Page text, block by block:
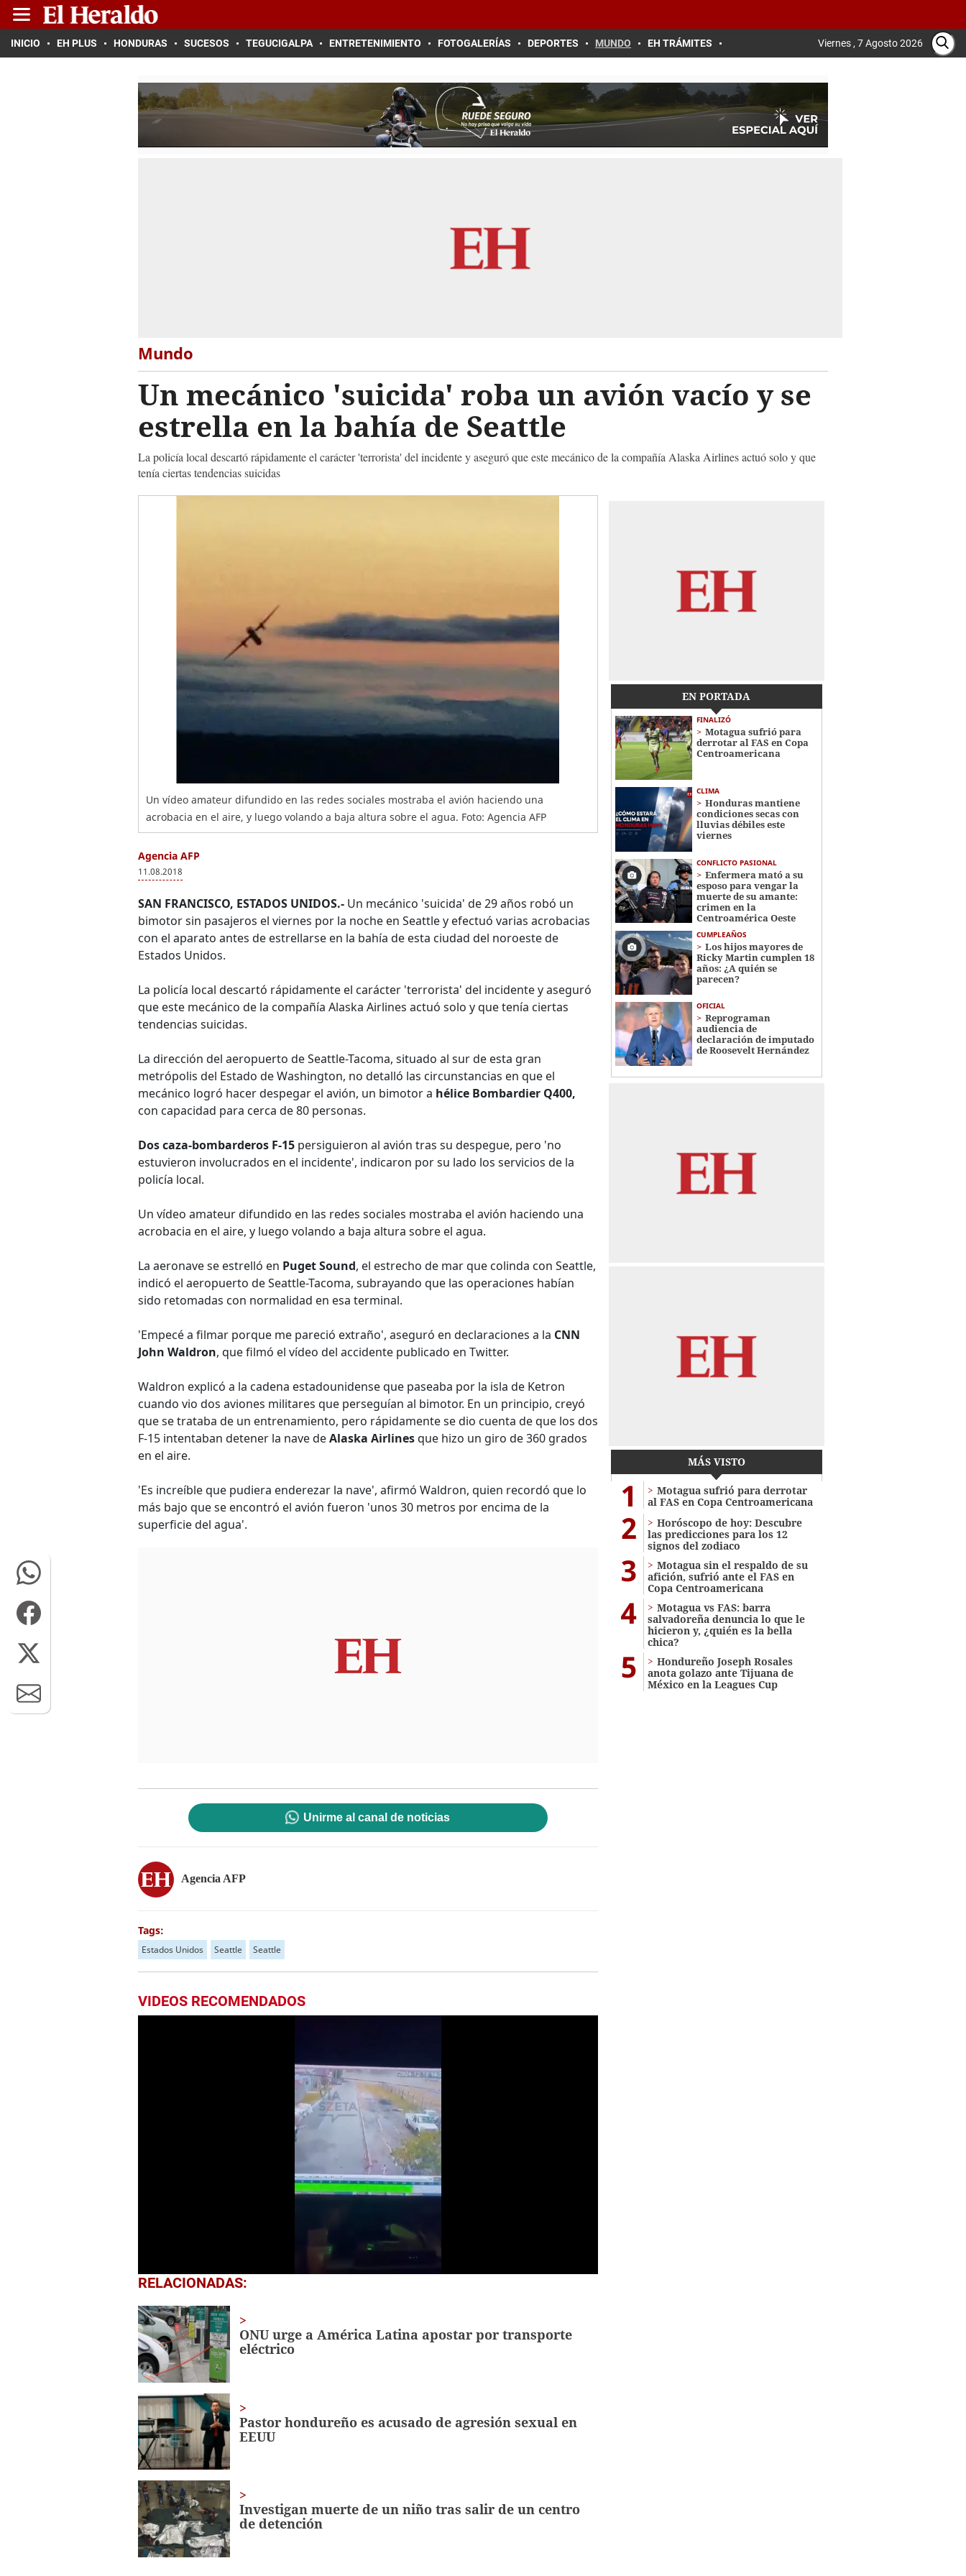
INICIO EH PLUS HONDURAS SUCESOS TEGUCIGALPA ENTRETENIMIENTO FOTOGALERÍAS DEPORTES MUNDO EH TRÁMITES Viernes , 7 Agosto 2026
Mundo
Un mecánico 'suicida' roba un avión vacío y se
estrella en la bahía de Seattle
La policía local descartó rápidamente el carácter 'terrorista' del incidente y aseguró que este mecánico de la compañía Alaska Airlines actuó solo y que
tenía ciertas tendencias suicidas
Un vídeo amateur difundido en las redes sociales mostraba el avión haciendo una
acrobacia en el aire, y luego volando a baja altura sobre el agua. Foto: Agencia AFP
Agencia AFP
11.08.2018
SAN FRANCISCO, ESTADOS UNIDOS.- Un mecánico 'suicida' de 29 años robó un
bimotor sin pasajeros el viernes por la noche en Seattle y efectuó varias acrobacias
con el aparato antes de estrellarse en la bahía de esta ciudad del noroeste de
Estados Unidos.
La policía local descartó rápidamente el carácter 'terrorista' del incidente y aseguró
que este mecánico de la compañía Alaska Airlines actuó solo y que tenía ciertas
tendencias suicidas.
La dirección del aeropuerto de Seattle-Tacoma, situado al sur de esta gran
metrópolis del Estado de Washington, no detalló las circunstancias en que el
mecánico logró hacer despegar el avión, un bimotor a hélice Bombardier Q400,
con capacidad para cerca de 80 personas.
Dos caza-bombarderos F-15 persiguieron al avión tras su despegue, pero 'no
estuvieron involucrados en el incidente', indicaron por su lado los servicios de la
policía local.
Un vídeo amateur difundido en las redes sociales mostraba el avión haciendo una
acrobacia en el aire, y luego volando a baja altura sobre el agua.
La aeronave se estrelló en Puget Sound, el estrecho de mar que colinda con Seattle,
indicó el aeropuerto de Seattle-Tacoma, subrayando que las operaciones habían
sido retomadas con normalidad en esa terminal.
'Empecé a filmar porque me pareció extraño', aseguró en declaraciones a la CNN
John Waldron, que filmó el vídeo del accidente publicado en Twitter.
Waldron explicó a la cadena estadounidense que paseaba por la isla de Ketron
cuando vio dos aviones militares que perseguían al bimotor. En un principio, creyó
que se trataba de un entrenamiento, pero rápidamente se dio cuenta de que los dos
F-15 intentaban detener la nave deAlaska Airlinesque hizo un giro de 360 grados
en el aire.
'Es increíble que pudiera enderezar la nave', afirmó Waldron, quien recordó que lo
más bajo que se encontró el avión fueron 'unos 30 metros por encima de la
superficie del agua'.
Unirme al canal de noticias
Agencia AFP
Tags:
Estados Unidos Seattle Seattle
VIDEOS RECOMENDADOS
0
seconds
35
secondsVolume
0%
RELACIONADAS:
ONU urge a América Latina apostar por transporte
eléctrico
Pastor hondureño es acusado de agresión sexual en
EEUU
Investigan muerte de un niño tras salir de un centro
de detención
EN PORTADA
FINALIZÓ
Motagua sufrió para
derrotar al FAS en Copa
Centroamericana
CLIMA
Honduras mantiene
condiciones secas con
lluvias débiles este
viernes
CONFLICTO PASIONAL
Enfermera mató a su
esposo para vengar la
muerte de su amante:
crimen en la
Centroamérica Oeste
CUMPLEAÑOS
Los hijos mayores de
Ricky Martin cumplen 18
años: ¿A quién se
parecen?
OFICIAL
Reprograman
audiencia de
declaración de imputado
de Roosevelt Hernández
MÁS VISTO
1
Motagua sufrió para derrotar
al FAS en Copa Centroamericana
2
Horóscopo de hoy: Descubre
las predicciones para los 12
signos del zodiaco
3
Motagua sin el respaldo de su
afición, sufrió ante el FAS en
Copa Centroamericana
4
Motagua vs FAS: barra
salvadoreña denuncia lo que le
hicieron y, ¿quién es la bella
chica?
5
Hondureño Joseph Rosales
anota golazo ante Tijuana de
México en la Leagues Cup